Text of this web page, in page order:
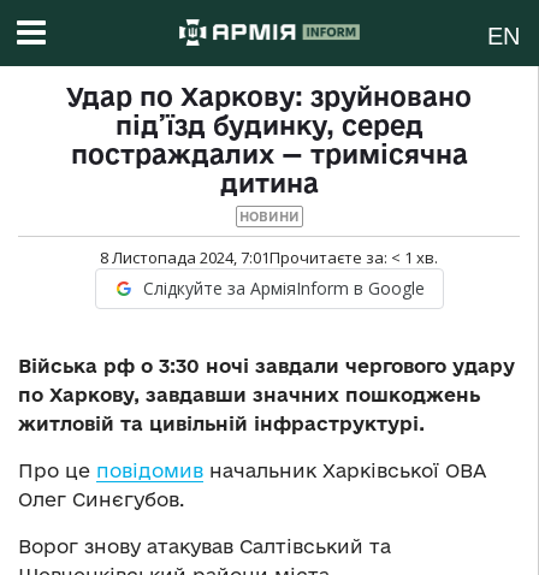
EN
Удар по Харкову: зруйновано
під’їзд будинку, серед
постраждалих — тримісячна
дитина
НОВИНИ
8 Листопада 2024, 7:01Прочитаєте за: < 1 хв.
Слідкуйте за АрміяInform в Google
Війська рф о 3:30 ночі завдали чергового удару
по Харкову, завдавши значних пошкоджень
житловій та цивільній інфраструктурі.
Про це повідомив начальник Харківської ОВА
Олег Синєгубов.
Ворог знову атакував Салтівський та